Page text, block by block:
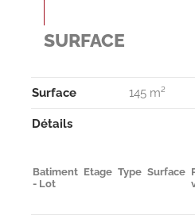
SURFACE
Surface 145 m²
Détails
Batiment
- Lot
Etage Type Surface